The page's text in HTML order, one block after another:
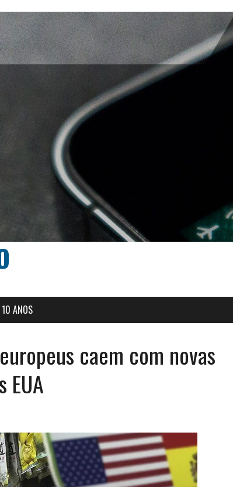
10 ANOS
caem com novas
EUA